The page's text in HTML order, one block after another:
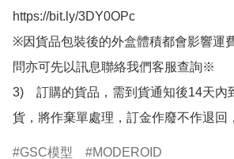
https://bit.ly/3DY0OPc
※因貨品包裝後的外盒體積都會影響運
問亦可先以訊息聯絡我們客服查詢※
3)　訂購的貨品，需到貨通知後14天內
貨，將作棄單處理，訂金作廢不作退回
GSC模型 MODEROID